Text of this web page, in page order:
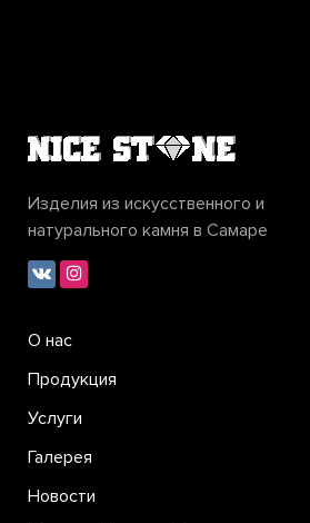
Изделия из искусственного и
натурального камня в Самаре
О нас
Продукция
Услуги
Галерея
Новости